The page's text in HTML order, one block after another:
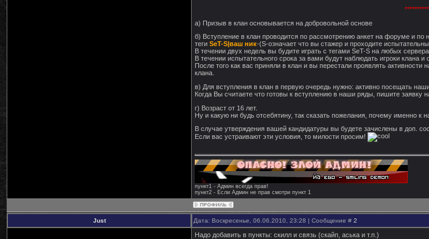
а) Призыв в клан основывается на добровольной основе
б) Вступление в клан проводится по рассмотрению анкет на форуме и
теги SeT-S|ваш ник-(S-означает что вы стажер и проходите
В течении двух недель вы будите играть с тегами SeT-S на любых
В течении испытательного срока за вами будут наблюдать игроки
После того как вас приняли в клан и вы перестали проявлять
клана.
в) Для вступления в клан в первую очередь нужно: активно посещать
Когда Вы считаете что готовы к вступлению в наши ряды, пишите заявку
г) Возраст от 16 лет.
Ну и какую ни будь отсебятину, так сказать пожелания, почему именно
В случае утверждения вашей кандидатуры вы будете зачислены в доп.
Если вас устраивают эти условия, то милости просим!
пункт1 - Админ всегда прав!
пункт2 - Если Админ не прав смотри пункт 1
Just Дата: Воскресенье, 06.06.2010, 23:28 | Сообщение # 2
Надо добавить в пункты: скилл и связь (скайп, аська и т.п.)